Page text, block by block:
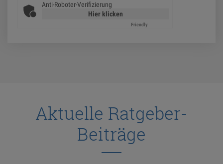
Anti-Roboter-Verifizierung
Hier klicken
Friendly
Aktuelle Ratgeber-
Beiträge